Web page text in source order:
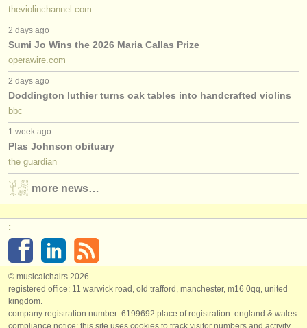
theviolinchannel.com
2 days ago
Sumi Jo Wins the 2026 Maria Callas Prize
operawire.com
2 days ago
Doddington luthier turns oak tables into handcrafted violins
bbc
1 week ago
Plas Johnson obituary
the guardian
more news…
:
© musicalchairs 2026
registered office: 11 warwick road, old trafford, manchester, m16 0qq, united
kingdom.
company registration number: ​6199692 place of registration: england & wales
compliance notice: ​this site uses cookies to track visitor numbers and activity